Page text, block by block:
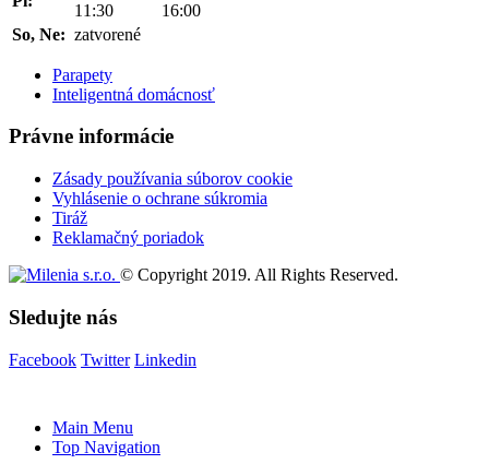
11:30
16:00
So, Ne: zatvorené
Parapety
Inteligentná domácnosť
Právne informácie
Zásady používania súborov cookie
Vyhlásenie o ochrane súkromia
Tiráž
Reklamačný poriadok
© Copyright 2019. All Rights Reserved.
Sledujte nás
Facebook Twitter Linkedin
Main Menu
Top Navigation